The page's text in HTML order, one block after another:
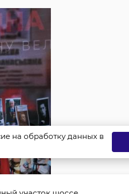
на обработку данных в